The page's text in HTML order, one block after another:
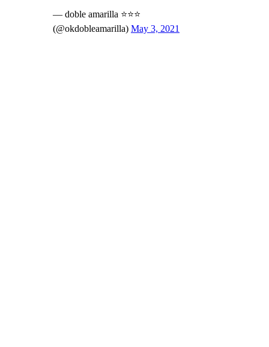
— doble amarilla ⭐️⭐️⭐️
(@okdobleamarilla) May 3, 2021